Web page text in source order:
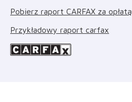
Pobierz raport CARFAX za opłatą
Przykładowy raport carfax